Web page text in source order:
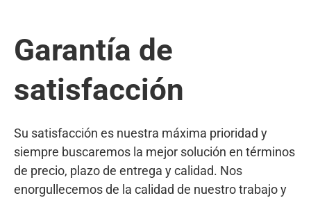
Garantía de
satisfacción
Su satisfacción es nuestra máxima prioridad y
siempre buscaremos la mejor solución en términos
de precio, plazo de entrega y calidad. Nos
enorgullecemos de la calidad de nuestro trabajo y